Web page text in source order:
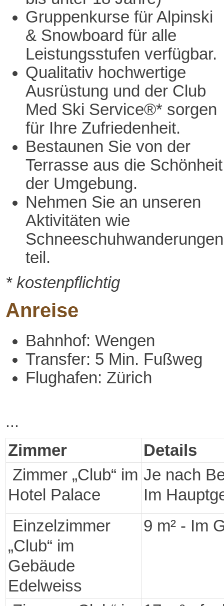
Gruppenkurse für Alpinski
& Snowboard für alle
Leistungsstufen verfügbar.
Qualitativ hochwertige
Ausrüstung und der Club
Med Ski Service®* sorgen
für Ihre Zufriedenheit.
Bestaunen Sie von der
Terrasse aus die Schönheit
der Umgebung.
Nehmen Sie an unseren
Aktivitäten wie
Schneeschuhwanderungen
teil.
* kostenpflichtig
Anreise
Bahnhof: Wengen
Transfer: 5 Min. Fußweg
Flughafen: Zürich
...
Zimmer
Details
Zimmer „Club“ im
Hotel Palace
Je nach
Im
Einzelzimmer
„Club“ im
Gebäude
Edelweiss
9 m² - Im